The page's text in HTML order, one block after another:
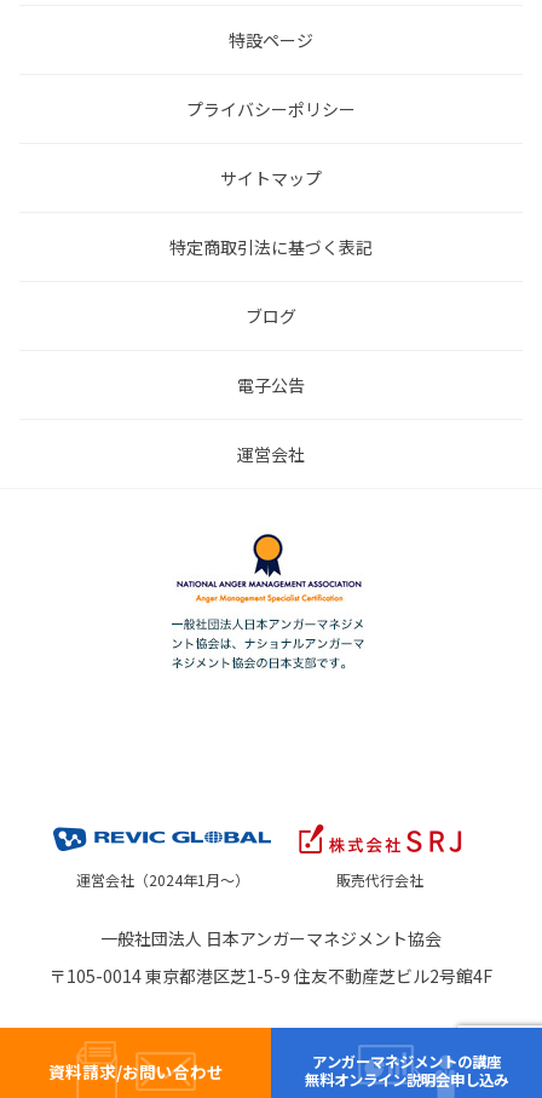
特設ページ
プライバシーポリシー
サイトマップ
特定商取引法に基づく表記
ブログ
電子公告
運営会社
資料請求/お問い合わせ
アンガーマネジメントの講座
無料オンライン説明会申し込み